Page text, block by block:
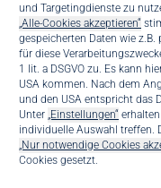
und Targetingdienste zu
„Alle-Cookies akzeptieren“
gespeicherten Daten wie
für diese
1 lit. a DSGVO zu. Es kann
USA kommen. Nach dem
und den USA entspricht das
Unter „Einstellungen“
individuelle Auswahl treffen.
„Nur notwendige Cookies
Cookies gesetzt.
Ressource um.
✓Proaktive
Strategische Entlastung
Technik ist
der